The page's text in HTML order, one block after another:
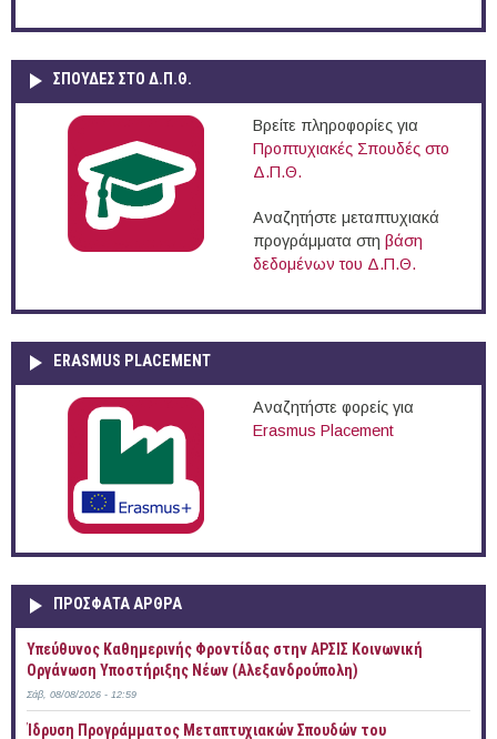
ΣΠΟΥΔΈΣ ΣΤΟ Δ.Π.Θ.
Βρείτε πληροφορίες για
Προπτυχιακές Σπουδές στο
Δ.Π.Θ.
Αναζητήστε μεταπτυχιακά
προγράμματα στη βάση
δεδομένων του Δ.Π.Θ.
ERASMUS PLACEMENT
Αναζητήστε φορείς για
Erasmus Placement
ΠΡOΣΦΑΤΑ AΡΘΡΑ
Yπεύθυνος Καθημερινής Φροντίδας στην ΑΡΣΙΣ Κοινωνική
Οργάνωση Υποστήριξης Νέων (Αλεξανδρούπολη)
Σάβ, 08/08/2026 - 12:59
Ίδρυση Προγράμματος Μεταπτυχιακών Σπουδών του